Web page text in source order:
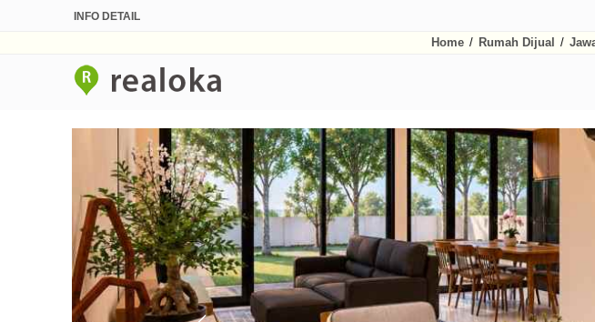
INFO DETAIL
Home / Rumah Dijual /